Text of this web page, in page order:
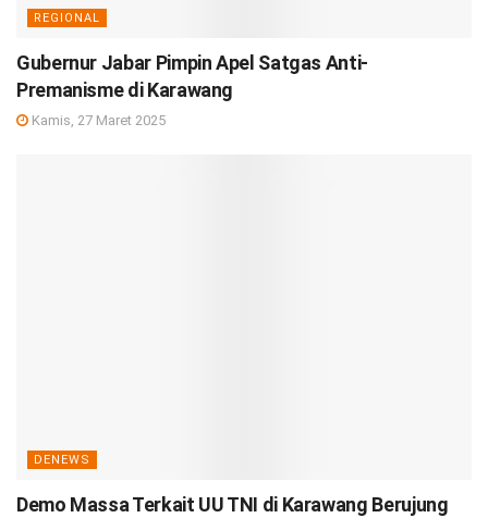
REGIONAL
Gubernur Jabar Pimpin Apel Satgas Anti-
Premanisme di Karawang
Kamis, 27 Maret 2025
DENEWS
Demo Massa Terkait UU TNI di Karawang Berujung